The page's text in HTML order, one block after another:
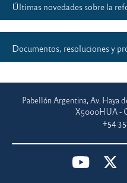
Últimas novedades sobre la
Documentos, resoluciones y
Pabellón Argentina, Av. Haya
X5000HUA -
+54